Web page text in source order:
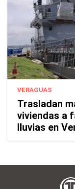
VERAGUAS
Trasladan
viviendas a
lluvias en